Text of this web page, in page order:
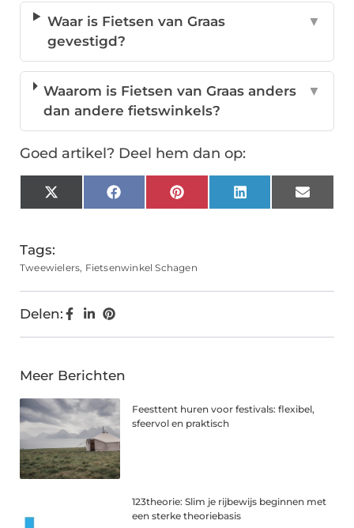
Waar is Fietsen van Graas
gevestigd?
▼
Waarom is Fietsen van Graas anders
dan andere fietswinkels?
▼
Goed artikel? Deel hem dan op:
X
(Twitter)
FacebookPinterestLinkedInEmail
Tags:
Tweewielers, Fietsenwinkel Schagen
Delen:
Meer Berichten
Feesttent huren voor festivals: flexibel,
sfeervol en praktisch
123theorie: Slim je rijbewijs beginnen met
een sterke theoriebasis